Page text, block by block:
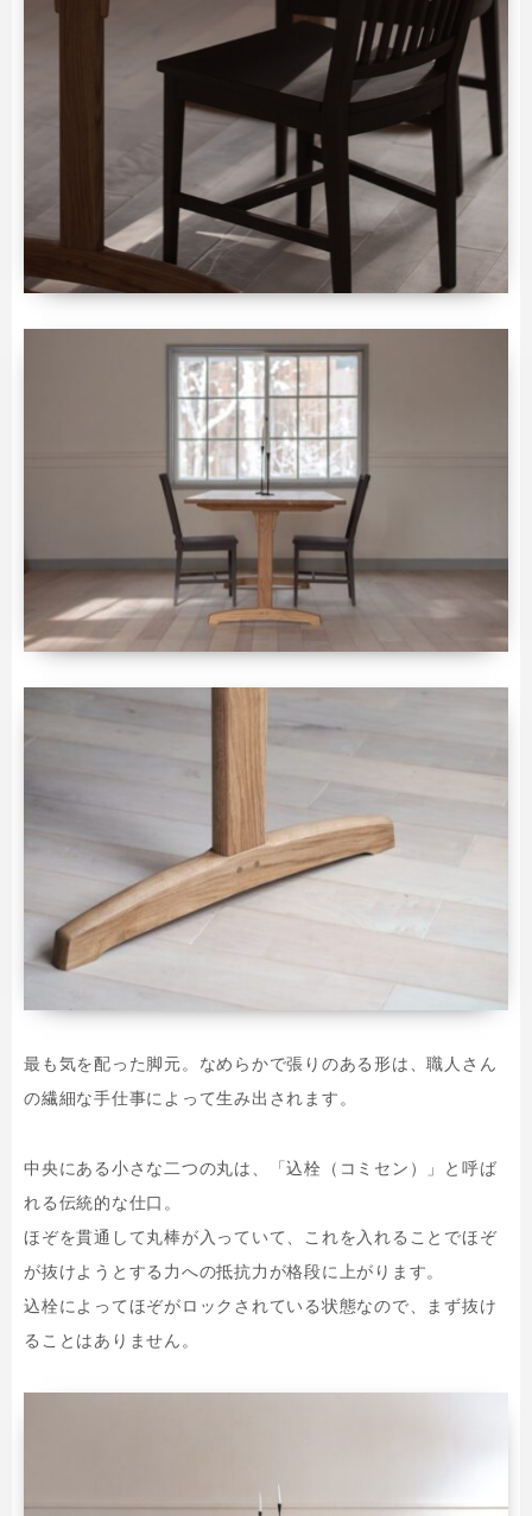
最も気を配った脚元。なめらかで張りのある形は、職人さん
の繊細な手仕事によって生み出されます。
中央にある小さな二つの丸は、「込栓（コミセン）」と呼ば
れる伝統的な仕口。
ほぞを貫通して丸棒が入っていて、これを入れることでほぞ
が抜けようとする力への抵抗力が格段に上がります。
込栓によってほぞがロックされている状態なので、まず抜け
ることはありません。